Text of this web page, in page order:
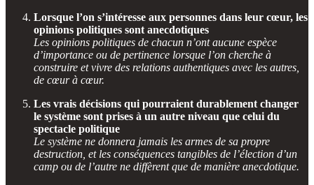
Lorsque l’on s’intéresse aux personnes dans leur cœur, les
opinions politiques sont anecdotiques
Les opinions politiques de chacun n’ont aucune espèce
d’importance ou de pertinence lorsque l’on cherche à
construire et vivre des relations authentiques avec les autres,
de cœur à cœur.
Les vrais décisions qui pourraient durablement changer
le système sont prises à un autre niveau que celui du
spectacle politique
Le système ne donnera jamais les armes de sa propre
destruction, et les conséquences tangibles de l’élection d’un
camp ou de l’autre ne diffèrent que de manière anecdotique.